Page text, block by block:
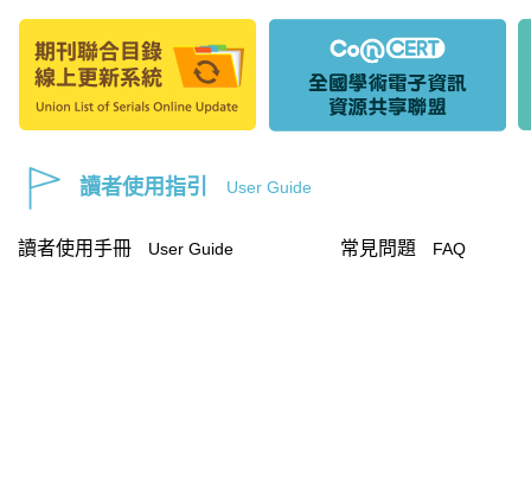
讀者使用指引 User Guide
讀者使用手冊 User Guide 常見問題 FAQ